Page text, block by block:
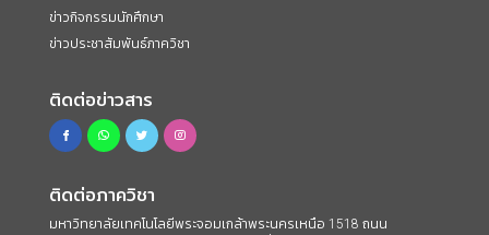
ข่าวกิจกรรมนักศึกษา
ข่าวประชาสัมพันธ์ภาควิชา
ติดต่อข่าวสาร
ติดต่อภาควิชา
มหาวิทยาลัยเทคโนโลยีพระจอมเกล้าพระนครเหนือ 1518 ถนน